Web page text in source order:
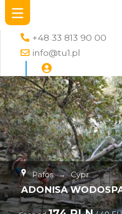
+48 33 813 90 00
info@tu1.pl
Pafos → Cypr
ADONISA